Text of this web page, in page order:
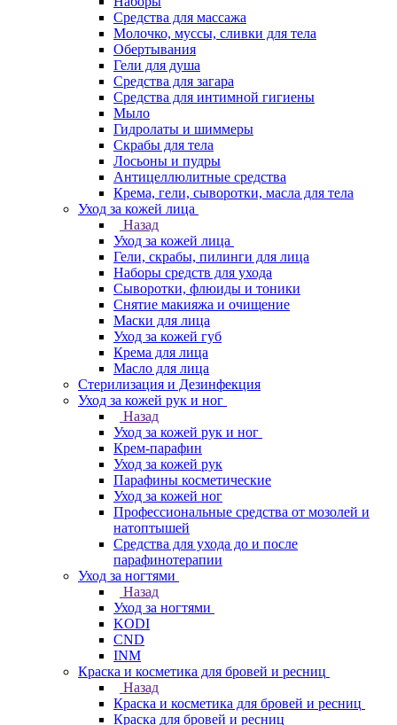
Средства для массажа
Молочко, муссы, сливки для тела
Обертывания
Гели для душа
Средства для загара
Средства для интимной гигиены
Мыло
Гидролаты и шиммеры
Скрабы для тела
Лосьоны и пудры
Антицеллюлитные средства
Крема, гели, сыворотки, масла для тела
Уход за кожей лица
Назад
Уход за кожей лица
Гели, скрабы, пилинги для лица
Наборы средств для ухода
Сыворотки, флюиды и тоники
Снятие макияжа и очищение
Маски для лица
Уход за кожей губ
Крема для лица
Масло для лица
Стерилизация и Дезинфекция
Уход за кожей рук и ног
Назад
Уход за кожей рук и ног
Крем-парафин
Уход за кожей рук
Парафины косметические
Уход за кожей ног
Профессиональные средства от мозолей и
натоптышей
Средства для ухода до и после
парафинотерапии
Уход за ногтями
Назад
Уход за ногтями
KODI
CND
INM
Краска и косметика для бровей и ресниц
Назад
Краска и косметика для бровей и ресниц
Краска для бровей и ресниц